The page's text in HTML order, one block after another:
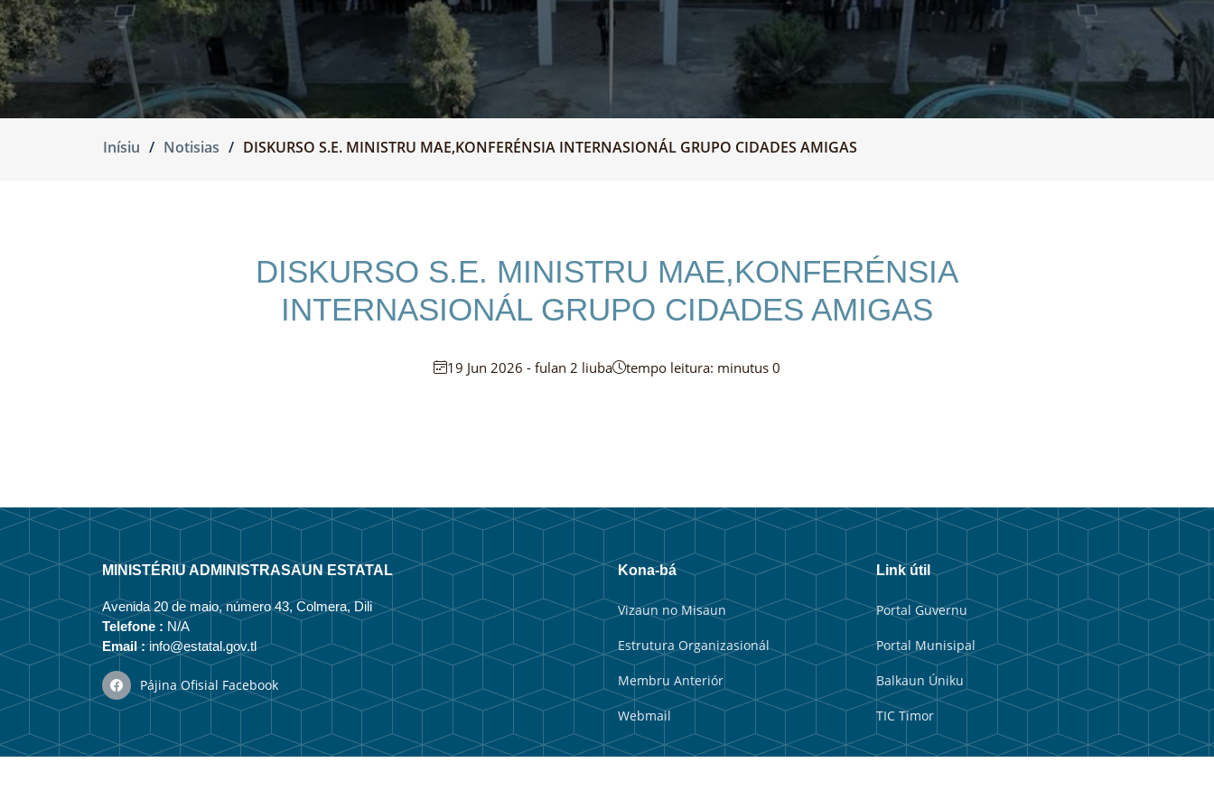
Inísiu Notisias DISKURSO S.E. MINISTRU MAE,KONFERÉNSIA INTERNASIONÁL GRUPO CIDADES AMIGAS
DISKURSO S.E. MINISTRU MAE,KONFERÉNSIA
INTERNASIONÁL GRUPO CIDADES AMIGAS
19 Jun 2026 - fulan 2 liuba tempo leitura: minutus 0
MINISTÉRIU ADMINISTRASAUN ESTATAL
Avenida 20 de maio, número 43, Colmera, Dili
Telefone : N/A
Email :info@estatal.gov.tl
Pájina Ofisial Facebook
Kona-bá
Vizaun no Misaun
Estrutura Organizasionál
Membru Anteriór
Webmail
Link útil
Portal Guvernu
Portal Munisipal
Balkaun Úniku
TIC Timor